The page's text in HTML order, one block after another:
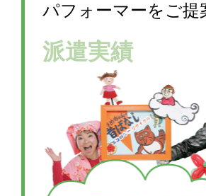
パフォーマーをご
派遣実績